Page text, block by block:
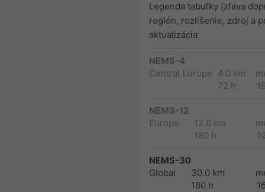
Legenda tabuľky (zľava
región, rozlíšenie, zdroj a
aktualizácia
NEMS-4
Central Europe 4.0 km
72 h
NEMS-12
Europe
12.0 km
180 h
NEMS-30
Global
30.0 km
180 h